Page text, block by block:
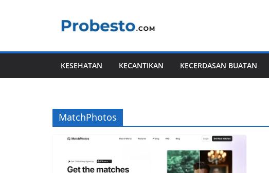
KESEHATAN KECANTIKAN KECERDASAN BUATAN
MatchPhotos